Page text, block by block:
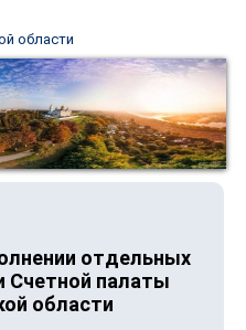
области
отдельных
Счетной палаты
области